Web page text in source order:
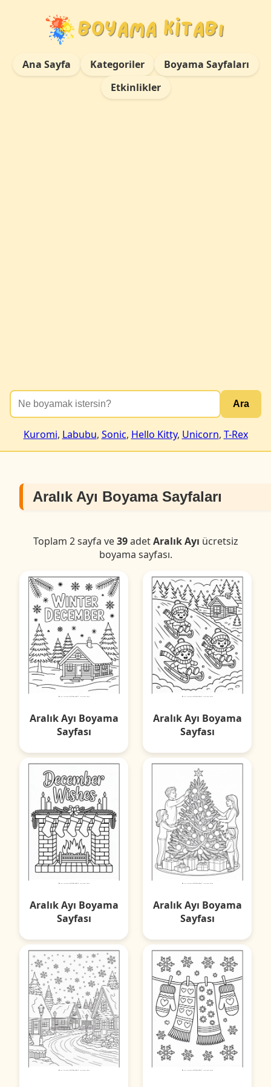
Ana Sayfa Kategoriler
Boyama Sayfaları
Etkinlikler
Ara
Kuromi, Labubu, Sonic, Hello Kitty, Unicorn, T-Rex
Aralık Ayı Boyama Sayfaları
Toplam 2 sayfa ve39adetAralık Ayı ücretsiz
boyama sayfası.
Aralık Ayı Boyama
Sayfası
Aralık Ayı Boyama
Sayfası
Aralık Ayı Boyama
Sayfası
Aralık Ayı Boyama
Sayfası